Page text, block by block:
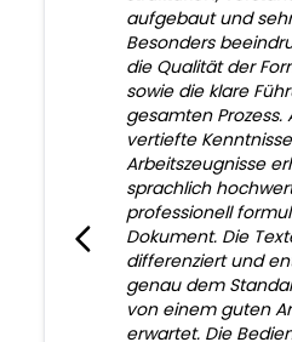
aufgebaut und
Besonders
die Qualität der
sowie die klare
gesamten Prozess.
vertiefte
Arbeitszeugnisse
sprachlich
professionell
Dokument. Die
differenziert und
genau dem
von einem guten
erwartet. Die